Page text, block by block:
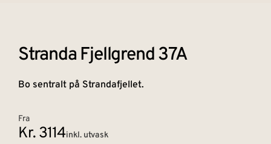
Stranda Fjellgrend 37A
Bo sentralt på Strandafjellet.
Fra
Kr. 3114inkl. utvask